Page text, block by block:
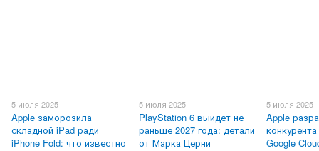
5 июля 2025
Apple заморозила
складной iPad ради
iPhone Fold: что известно
5 июля 2025
PlayStation 6 выйдет не
раньше 2027 года: детали
от Марка Церни
5 июля 2025
Apple
Google